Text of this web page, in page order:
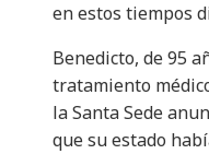
en estos tiempos
Benedicto, de 95
tratamiento
la Santa Sede
que su estado